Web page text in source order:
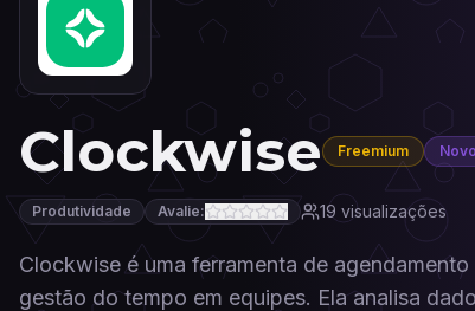
Clockwise Freemium Novo
Produtividade Avalie: 19 visualizações
Clockwise é uma ferramenta de
gestão do tempo em equipes. Ela analisa